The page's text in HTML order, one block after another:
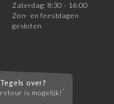
Zaterdag: 8:30 - 16:00
Zon- en feestdagen
gesloten
Tegels over?
retour is mogelijk! *